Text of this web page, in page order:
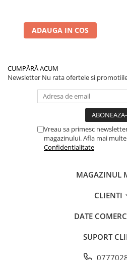
ADAUGA IN COS
CUMPĂRĂ ACUM
Newsletter Nu rata ofertele si
Vreau sa primesc
magazinului. Afla mai
Confidentialitate
MAGAZINUL
CLIENTI
DATE
SUPORT